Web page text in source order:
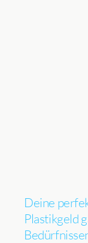
Deine
Plastikgeld